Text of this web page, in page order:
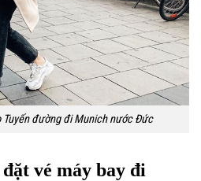
Tuyến đường đi Munich nước Đức
vé máy bay đi